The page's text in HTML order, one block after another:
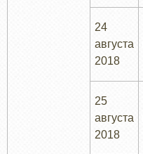
24
августа
2018
25
августа
2018